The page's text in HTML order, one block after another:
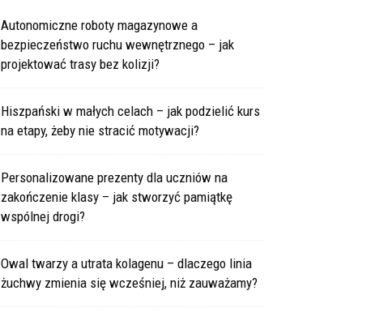
Autonomiczne roboty magazynowe a
bezpieczeństwo ruchu wewnętrznego – jak
projektować trasy bez kolizji?
Hiszpański w małych celach – jak podzielić kurs
na etapy, żeby nie stracić motywacji?
Personalizowane prezenty dla uczniów na
zakończenie klasy – jak stworzyć pamiątkę
wspólnej drogi?
Owal twarzy a utrata kolagenu – dlaczego linia
żuchwy zmienia się wcześniej, niż zauważamy?